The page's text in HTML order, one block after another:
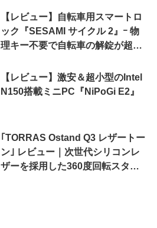
【レビュー】自転車用スマートロ
ック『SESAMI サイクル 2』ｰ 物
理キー不要で自転車の解錠が超簡
【レビュー】激安＆超小型のIntel
N150搭載ミニPC『NiPoGi E2』
｢TORRAS Ostand Q3 レザートー
ン｣ レビュー｜次世代シリコンレ
ザーを採用した360度回転スタン